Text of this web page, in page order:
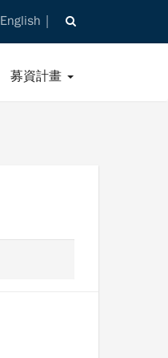
English
募資計畫